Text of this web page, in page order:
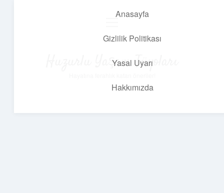
Anasayfa
Gizlilik Politikası
Yasal Uyarı
Hakkımızda
Huzurlu Yaşam Tüyoları